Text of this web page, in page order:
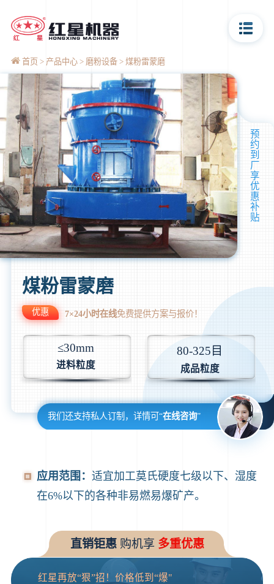
首页 产品中心 磨粉设备 煤粉雷蒙磨
预
约
到
厂
享
优
惠
补
贴
煤粉雷蒙磨
优惠 7×24小时在线免费提供方案与报价！
≤30mm
进料粒度
80-325目
成品粒度
我们还支持私人订制，详情可“在线咨询”
应用范围： 适宜加工莫氏硬度七级以下、湿度
在6%以下的各种非易燃易爆矿产。
直销钜惠购机享 多重优惠
红星再放“狠”招！价格低到“爆"